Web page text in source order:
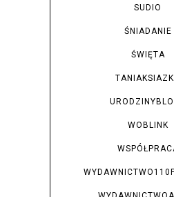
SUDIO
ŚNIADANIE
ŚWIĘTA
WOBLINK